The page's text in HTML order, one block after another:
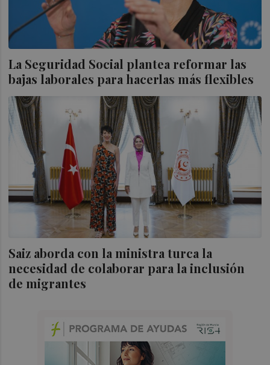
La Seguridad Social plantea reformar las
bajas laborales para hacerlas más flexibles
Saiz aborda con la ministra turca la
necesidad de colaborar para la inclusión
de migrantes